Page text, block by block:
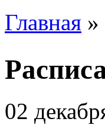
Вы здесь
Главная »
02